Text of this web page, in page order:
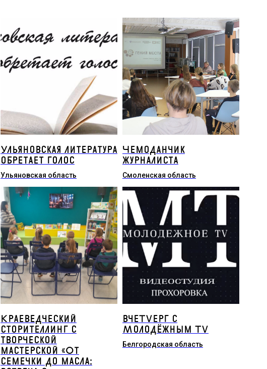
Ульяновская литература
обретает голос
Ульяновская область
Чемоданчик
журналиста
Смоленская область
Краеведческий
сторителлинг с
творческой
мастерской «От
семечки до масла:
вчеTVерг с
Молодёжным TV
Белгородская область